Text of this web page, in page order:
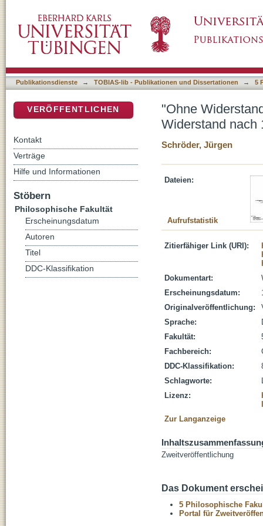
Publikationsdienste → TOBIAS-lib - Publikationen und Dissertationen → 5
"Ohne
Widerstand nach
Schröder, Jürgen
Dateien:
Aufrufstatistik
Zitierfähiger Link (URI):
Dokumentart:
Erscheinungsdatum:
Originalveröffentlichung:
Sprache:
Fakultät:
Fachbereich:
DDC-Klassifikation:
Schlagworte:
Lizenz:
Zur Langanzeige
Zweitveröffentlichung
Das Dokument
5 Philosophische
Portal für
VERÖFFENTLICHEN
Kontakt
Verträge
Hilfe und Informationen
Stöbern
Philosophische Fakultät
Erscheinungsdatum
Autoren
Titel
DDC-Klassifikation